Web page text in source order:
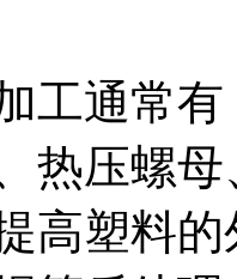
工通常
热压螺
高塑料